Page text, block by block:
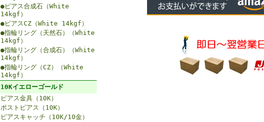
●ピアス合成石（White
14kgf）
●ピアスCZ（White 14kgf）
●指輪リング（天然石）（White
14kgf）
●指輪リング（合成石）（White
14kgf）
●指輪リング（CZ）（White
14kgf）
10Kイエローゴールド
ピアス金具（10K）
ポストピアス（10K）
ピアスキャッチ（10K/10金）